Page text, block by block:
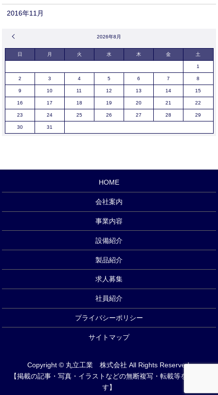
2016年11月
2026年8月
日 月 火 水 木 金 土
1
2 3 4 5 6 7 8
9 10 11 12 13 14 15
16 17 18 19 20 21 22
23 24 25 26 27 28 29
30 31
HOME
会社案内
事業内容
設備紹介
製品紹介
求人募集
社員紹介
プライバシーポリシー
サイトマップ
Copyright © 丸立工業 株式会社 All Rights Reserved.
【掲載の記事・写真・イラストなどの無断複写・転載等を禁じま
す】